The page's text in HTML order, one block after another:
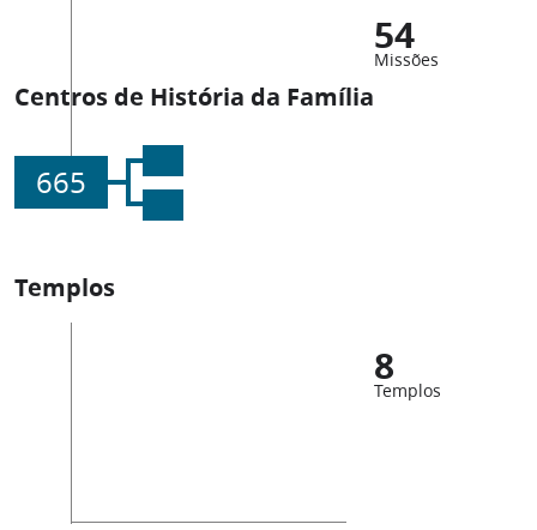
54
Missões
Centros de História da Família
665
Templos
8
Templos